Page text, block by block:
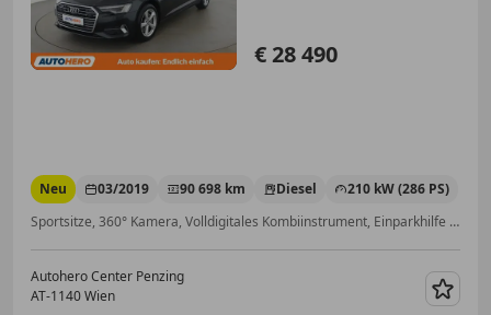
€ 28 490
Neu 03/2019 90 698 km Diesel
210 kW (286 PS)
Sportsitze, 360° Kamera, Volldigitales Kombiinstrument, Einparkhilfe Rückfahrkamera, Einparkhilfe Sensoren hinten, Getönte Scheiben, Garantie, Sitzheizung
Autohero Center Penzing
AT-1140 Wien